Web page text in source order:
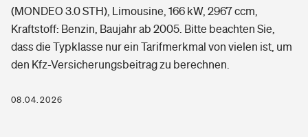
Arbeitsrechtsschutz
Berufshaftpflichtversicherung
Elementarversicherung
Photovoltaik
Wärmepumpen versichern
Pri­vate Haft­pflicht­
Rechts­schutz­ver­si­che­rung
Gesundheit
Private Krankenversicherung
(MONDEO 3.0 STH), Limousine, 166 kW, 2967 ccm,
Kraftstoff: Benzin, Baujahr ab 2005. Bitte beachten Sie,
dass die Typklasse nur ein Tarifmerkmal von vielen ist, um
den Kfz-Versicherungsbeitrag zu berechnen.
08.04.2026